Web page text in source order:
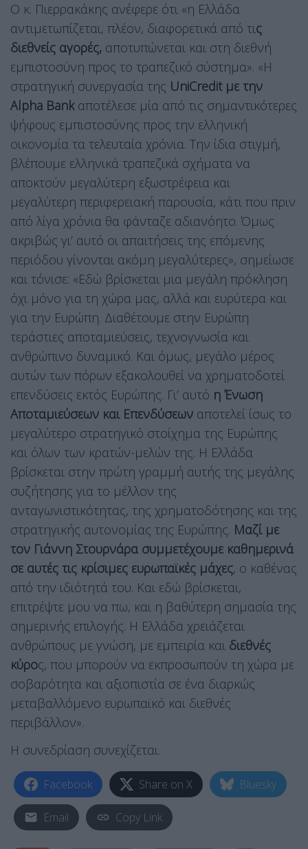
Ο κ. Πιερρακάκης ανέφερε ότι «η Ελλάδα
αντιμετωπίζεται, πλέον, διαφορετικά από τις
διεθνείς αγορές, αποτυπώνεται και στη διεθνή
εμπιστοσύνη προς το τραπεζικό σύστημα». «Η
στρατηγική συνεργασία της UniCredit με την
Alpha Bank αποτέλεσε μία από τις σημαντικότερες
ψήφους εμπιστοσύνης προς την ελληνική
οικονομία τα τελευταία χρόνια. Την ίδια στιγμή,
βλέπουμε ελληνικά τραπεζικά σχήματα να
αποκτούν μεγαλύτερη εξωστρέφεια και
μεγαλύτερη περιφερειακή παρουσία, κάτι που πριν
από λίγα χρόνια θα φάνταζε αδιανόητο. Όμως
ακριβώς γι’ αυτό οι απαιτήσεις της επόμενης
περιόδου γίνονται ακόμη μεγαλύτερες», σημείωσε
και τόνισε: «Εδώ βρίσκεται μια μεγάλη πρόκληση
όχι μόνο για τη χώρα μας, αλλά και ευρύτερα και
για την Ευρώπη. Διαθέτουμε στην Ευρώπη
τεράστιες αποταμιεύσεις, τεχνογνωσία και
ανθρώπινο δυναμικό. Και όμως, μεγάλο μέρος
αυτών των πόρων εξακολουθεί να χρηματοδοτεί
επενδύσεις εκτός Ευρώπης. Γι’ αυτό η Ένωση
Αποταμιεύσεων και Επενδύσεων αποτελεί ίσως το
μεγαλύτερο στρατηγικό στοίχημα της Ευρώπης
και όλων των κρατών-μελών της. Η Ελλάδα
βρίσκεται στην πρώτη γραμμή αυτής της μεγάλης
συζήτησης για το μέλλον της
ανταγωνιστικότητας, της χρηματοδότησης και της
στρατηγικής αυτονομίας της Ευρώπης. Μαζί με
τον Γιάννη Στουρνάρα συμμετέχουμε καθημερινά
σε αυτές τις κρίσιμες ευρωπαϊκές μάχες, ο καθένας
από την ιδιότητά του. Και εδώ βρίσκεται,
επιτρέψτε μου να πω, και η βαθύτερη σημασία της
σημερινής επιλογής. Η Ελλάδα χρειάζεται
ανθρώπους με γνώση, με εμπειρία και διεθνές
κύρος, που μπορούν να εκπροσωπούν τη χώρα με
σοβαρότητα και αξιοπιστία σε ένα διαρκώς
μεταβαλλόμενο ευρωπαϊκό και διεθνές
περιβάλλον».
Η συνεδρίαση συνεχίζεται.
Facebook Share on X Bluesky
Email Copy Link